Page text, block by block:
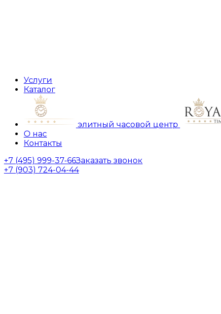
Услуги
Каталог
элитный часовой центр
О нас
Контакты
+7 (495) 999-37-66Заказать звонок
+7 (903) 724-04-44